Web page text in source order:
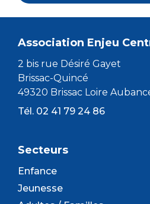
Association Enjeu
2 bis rue Désiré Gayet
Brissac-Quincé
49320 Brissac Loire
Tél. 02 41 79 24 86
Secteurs
Enfance
Jeunesse